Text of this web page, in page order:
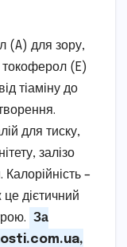
(A) для зору,
токоферол (E)
тіаміну до
для тиску,
залізо
–
дієтичний
За